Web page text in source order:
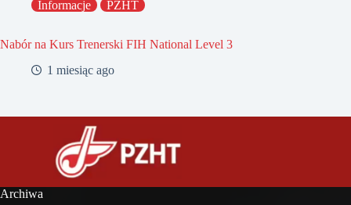
Informacje PZHT
Nabór na Kurs Trenerski FIH National Level 3
1 miesiąc ago
Archiwa